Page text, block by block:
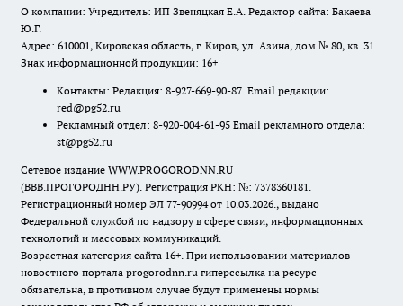
О компании: Учредитель: ИП Звеняцкая Е.А. Редактор сайта: Бакаева
Ю.Г.
Адрес: 610001, Кировская область, г. Киров, ул. Азина, дом № 80, кв. 31
Знак информационной продукции: 16+
Контакты: Редакция: 8-927-669-90-87 Email редакции:
red@pg52.ru
Рекламный отдел: 8-920-004-61-95 Email рекламного отдела:
st@pg52.ru
Сетевое издание WWW.PROGORODNN.RU
(ВВВ.ПРОГОРОДНН.РУ). Регистрация РКН: №: 7378360181.
Регистрационный номер ЭЛ 77-90994 от 10.03.2026., выдано
Федеральной службой по надзору в сфере связи, информационных
технологий и массовых коммуникаций.
Возрастная категория сайта 16+. При использовании материалов
новостного портала progorodnn.ru гиперссылка на ресурс
обязательна, в противном случае будут применены нормы